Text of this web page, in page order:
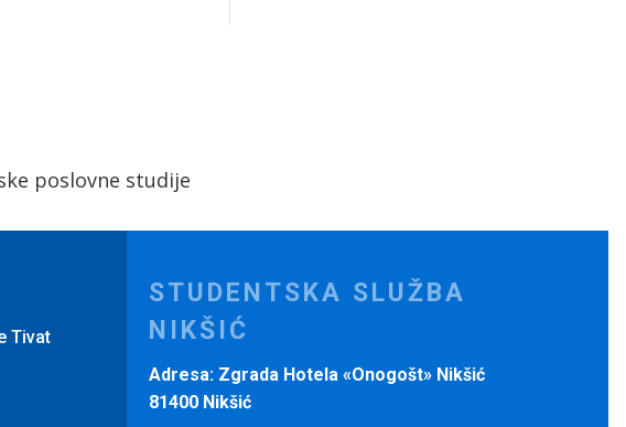
poslovne studije
Tivat
STUDENTSKA SLUŽBA
NIKŠIĆ
Adresa: Zgrada Hotela «Onogošt» Nikšić
81400 Nikšić